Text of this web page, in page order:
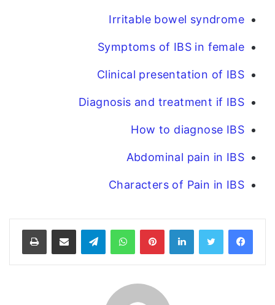
Irritable bowel syndrome
Symptoms of IBS in female
Clinical presentation of IBS
Diagnosis and treatment if IBS
How to diagnose IBS
Abdominal pain in IBS
Characters of Pain in IBS
فيسبوك تويتر لينكدإن بينتيريستواتساب تيلقرام مشاركة عبر البريد طباعة